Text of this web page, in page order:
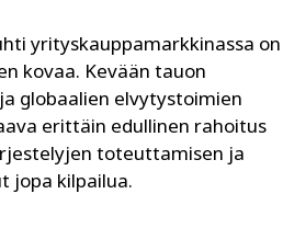
yrityskauppamarkkinassa on
kovaa. Kevään tauon
globaalien elvytystoimien
erittäin edullinen rahoitus
toteuttamisen ja
jopa kilpailua.